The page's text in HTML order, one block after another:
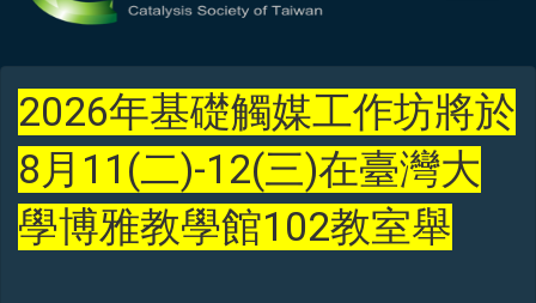
2026年基礎觸媒工作坊將於
8月11(二)-12(三)在臺灣大
學博雅教學館102教室舉